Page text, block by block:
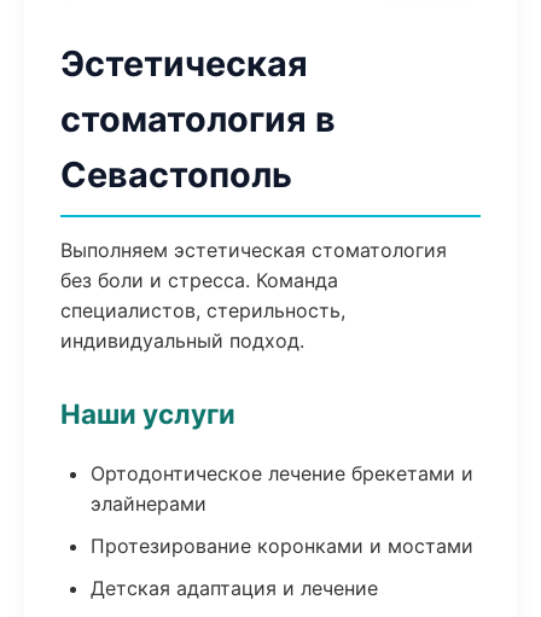
Эстетическая
стоматология в
Севастополь
Выполняем эстетическая стоматология
без боли и стресса. Команда
специалистов, стерильность,
индивидуальный подход.
Наши услуги
Ортодонтическое лечение брекетами и
элайнерами
Протезирование коронками и мостами
Детская адаптация и лечение